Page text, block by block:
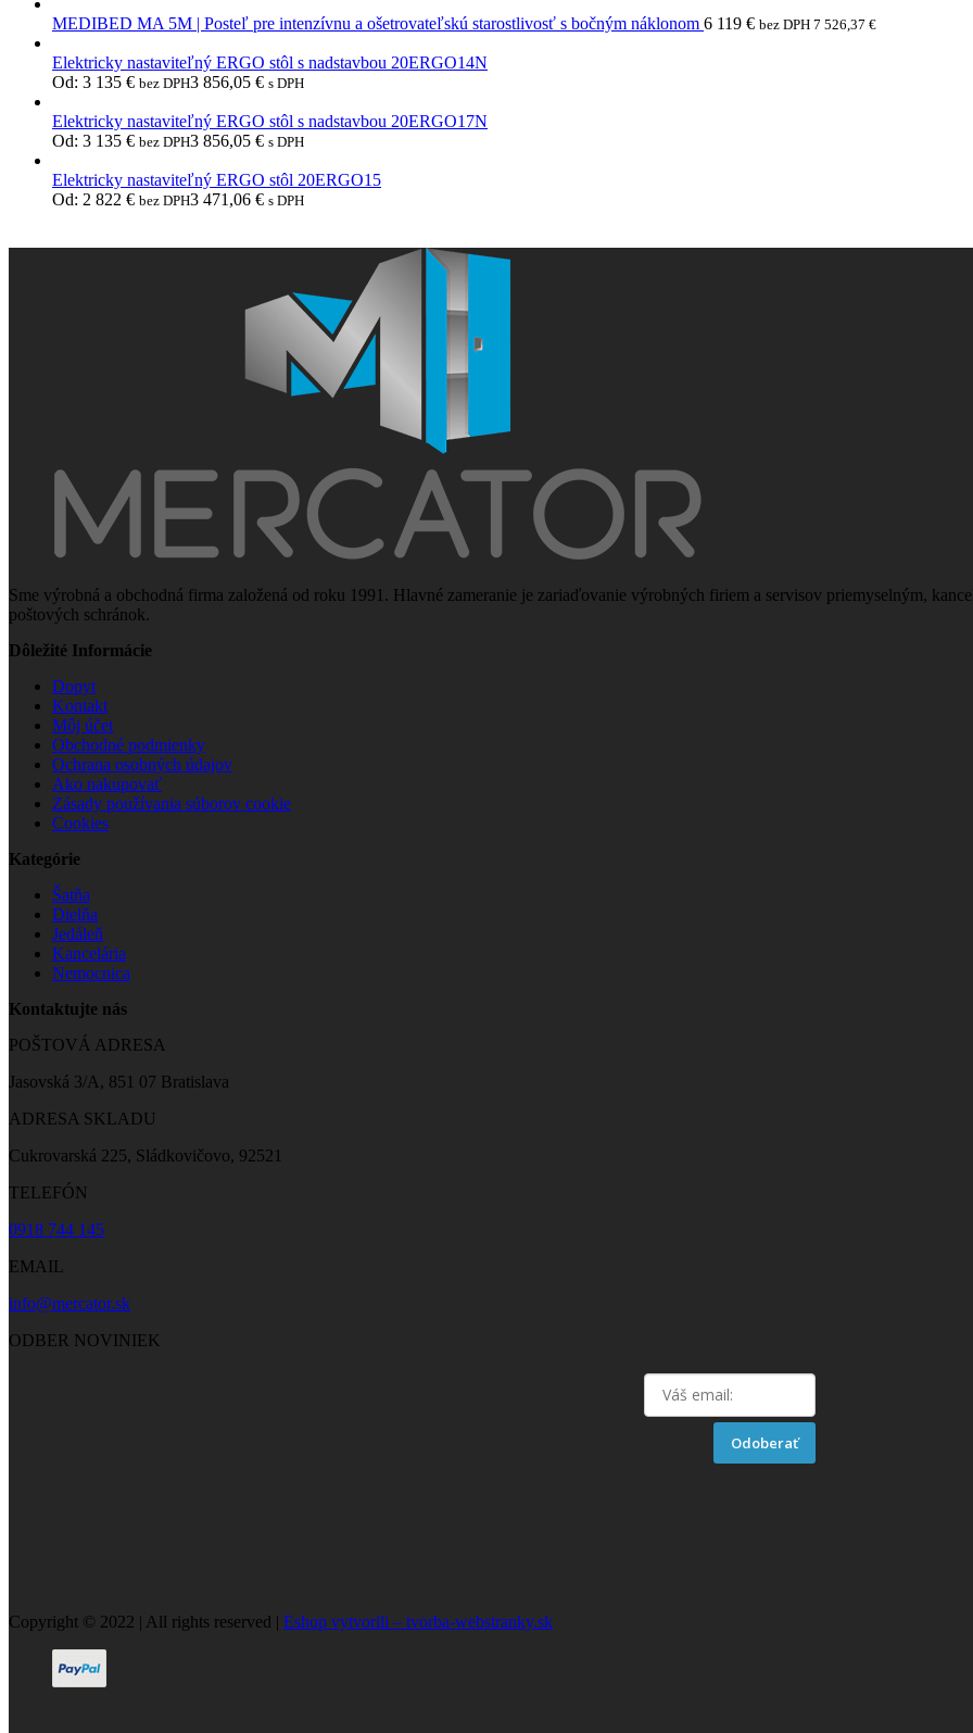
MEDIBED MA 5M | Posteľ pre intenzívnu a ošetrovateľskú starostlivosť s bočným náklonom 6 119 € bez DPH 7 526,37 €
Elektricky nastaviteľný ERGO stôl s nadstavbou 20ERGO14N
Od: 3 135 € bez DPH3 856,05 € s DPH
Elektricky nastaviteľný ERGO stôl s nadstavbou 20ERGO17N
Od: 3 135 € bez DPH3 856,05 € s DPH
Elektricky nastaviteľný ERGO stôl 20ERGO15
Od: 2 822 € bez DPH3 471,06 € s DPH
Sme výrobná a obchodná firma založená od roku 1991. Hlavné zameranie je zariaďovanie výrobných firiem a servisov priemyselným,
poštových schránok.
Dôležité Informácie
Dopyt
Kontakt
Môj účet
Obchodné podmienky
Ochrana osobných údajov
Ako nakupovať
Zásady používania súborov cookie
Cookies
Kategórie
Šatňa
Dielňa
Jedáleň
Kancelária
Nemocnica
Kontaktujte nás
POŠTOVÁ ADRESA
Jasovská 3/A, 851 07 Bratislava
ADRESA SKLADU
Cukrovarská 225, Sládkovičovo, 92521
TELEFÓN
0918 744 145
EMAIL
info@mercator.sk
ODBER NOVINIEK
Odoberať
Copyright © 2022 | All rights reserved | Eshop vytvorili – tvorba-webstranky.sk